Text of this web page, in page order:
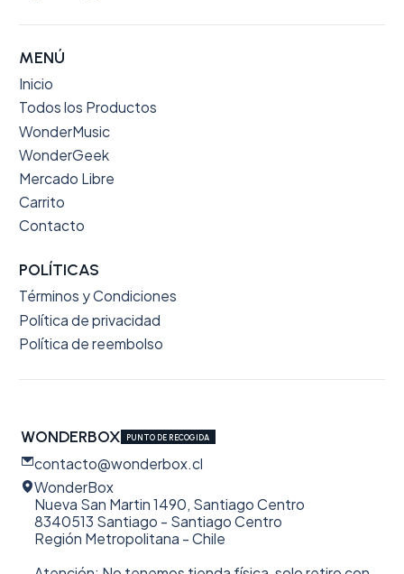
MENÚ
Inicio
Todos los Productos
WonderMusic
WonderGeek
Mercado Libre
Carrito
Contacto
POLÍTICAS
Términos y Condiciones
Política de privacidad
Política de reembolso
WONDERBOX PUNTO DE RECOGIDA
contacto@wonderbox.cl
WonderBox
Nueva San Martin 1490, Santiago Centro
8340513 Santiago - Santiago Centro
Región Metropolitana - Chile